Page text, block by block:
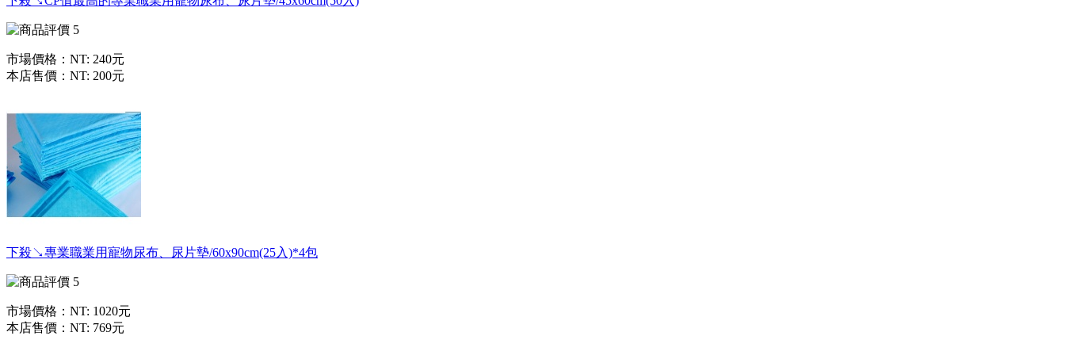
市場價格： NT: 240元
本店售價： NT: 200元
下殺↘專業職業用寵物尿布、尿片墊/60x90cm(25入)*4包
市場價格： NT: 1020元
本店售價： NT: 769元